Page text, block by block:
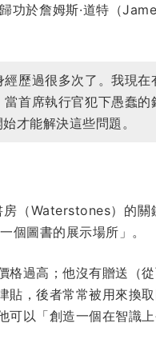
功於詹姆斯·道特（
歷過很多次了。我現
首席執行官犯下愚蠢
才能解決這些問題。
（Waterstones）的
個圖書的展示場所」。
過高；他沒有贈送（
，後者常常被用來換
可以「創造一個在智